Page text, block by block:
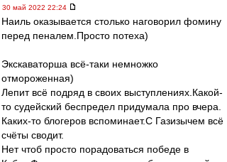
30 май 2022 22:24
Наиль оказывается столько наговорил фомину
перед пеналем.Просто потеха)
Экскаваторша всё-таки немножко
отмороженная)
Лепит всё подряд в своих выступлениях.Какой-
то судейский беспредел придумала про вчера.
Каких-то блогеров вспоминает.С Газизычем всё
счёты сводит.
Нет чтоб просто порадоваться победе в